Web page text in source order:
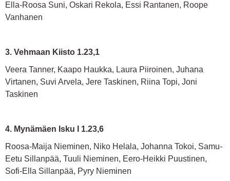
Ella-Roosa Suni, Oskari Rekola, Essi Rantanen, Roope
Vanhanen
3. Vehmaan Kiisto 1.23,1
Veera Tanner, Kaapo Haukka, Laura Piiroinen, Juhana
Virtanen, Suvi Arvela, Jere Taskinen, Riina Topi, Joni
Taskinen
4. Mynämäen Isku I 1.23,6
Roosa-Maija Nieminen, Niko Helala, Johanna Tokoi, Samu-
Eetu Sillanpää, Tuuli Nieminen, Eero-Heikki Puustinen,
Sofi-Ella Sillanpää, Pyry Nieminen